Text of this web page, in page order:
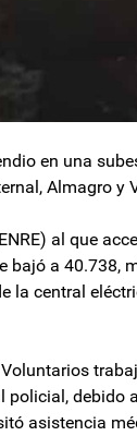
en una
Almagro y
al que
bajó a 40.738,
la central
policial, debido
asistencia